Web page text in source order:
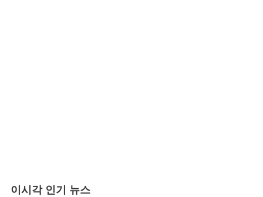
이시각 인기 뉴스